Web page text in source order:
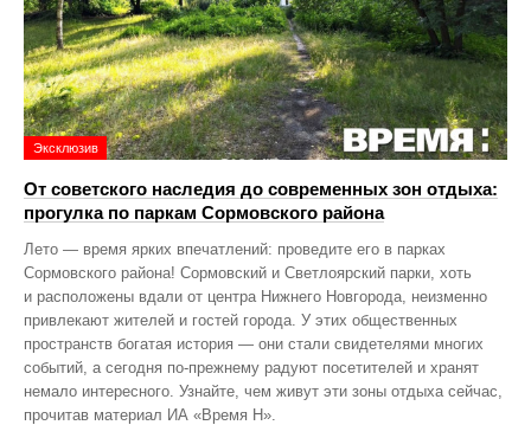
Эксклюзив
От советского наследия до современных зон отдыха:
прогулка по паркам Сормовского района
Лето — время ярких впечатлений: проведите его в парках
Сормовского района! Сормовский и Светлоярский парки, хоть
и расположены вдали от центра Нижнего Новгорода, неизменно
привлекают жителей и гостей города. У этих общественных
пространств богатая история — они стали свидетелями многих
событий, а сегодня по‑прежнему радуют посетителей и хранят
немало интересного. Узнайте, чем живут эти зоны отдыха сейчас,
прочитав материал ИА «Время Н».